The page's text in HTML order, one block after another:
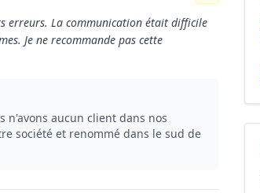
erreurs. La communication était difficile
Je ne recommande pas cette
n'avons aucun client dans nos
société et renommé dans le sud de